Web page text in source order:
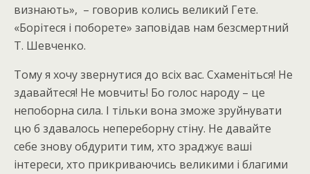
визнають», – говорив колись великий Гете.
«Борітеся і поборете» заповідав нам безсмертний
Т. Шевченко.
Тому я хочу звернутися до всіх вас. Схаменіться! Не
здавайтеся! Не мовчить! Бо голос народу – це
непоборна сила. І тільки вона зможе зруйнувати
цю б здавалось непереборну стіну. Не давайте
себе знову обдурити тим, хто зраджує ваші
інтереси, хто прикриваючись великими і благими